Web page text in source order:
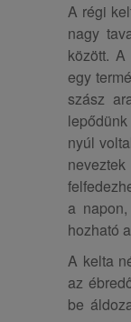
A régi
nagy
között.
egy
szász
nyúl
a
hozható
A kelta
az
be